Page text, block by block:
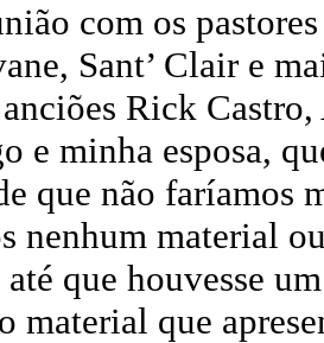
com os
Sant’ Clair e
Rick
e minha esposa,
que não faríamos
nenhum material
que houvesse
material que